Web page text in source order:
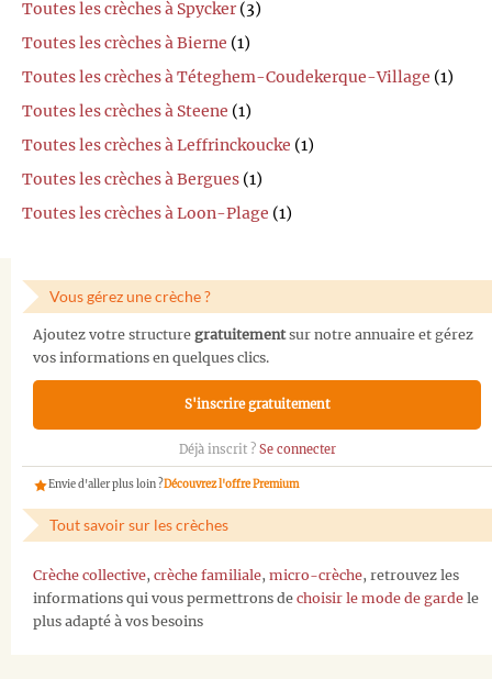
Toutes les crèches à Spycker (3)
Toutes les crèches à Bierne (1)
Toutes les crèches à Téteghem-Coudekerque-Village (1)
Toutes les crèches à Steene (1)
Toutes les crèches à Leffrinckoucke (1)
Toutes les crèches à Bergues (1)
Toutes les crèches à Loon-Plage (1)
Vous gérez une crèche ?
Ajoutez votre structure gratuitementsur notre annuaire et gérez
vos informations en quelques clics.
S'inscrire gratuitement
Déjà inscrit ? Se connecter
Envie d'aller plus loin ?Découvrez l'offre Premium
Tout savoir sur les crèches
Crèche collective, crèche familiale, micro-crèche, retrouvez les
informations qui vous permettrons de choisir le mode de garde le
plus adapté à vos besoins